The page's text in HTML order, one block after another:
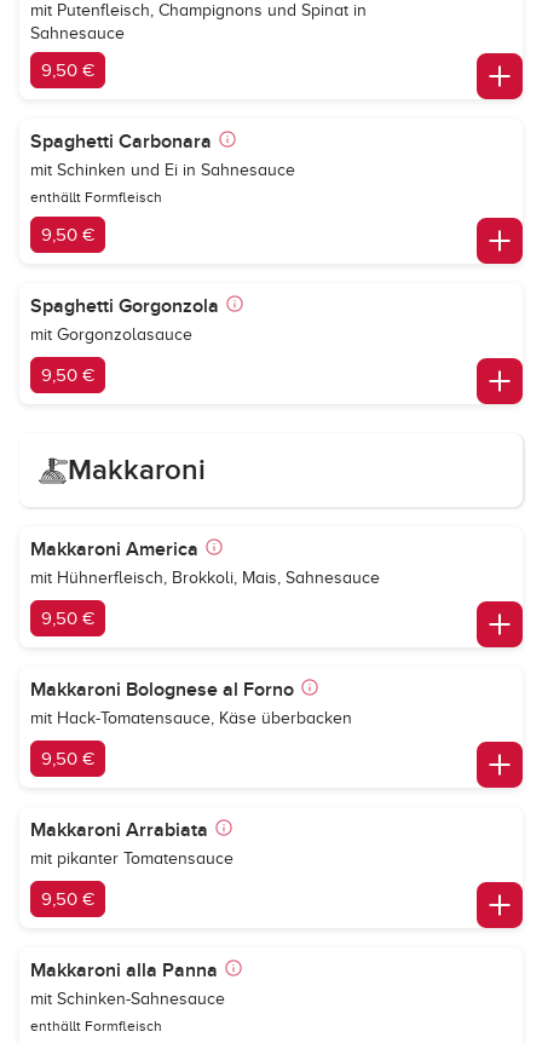
mit Putenfleisch, Champignons und Spinat in
Sahnesauce
9,50 €
Spaghetti Carbonara
mit Schinken und Ei in Sahnesauce
enthällt Formfleisch
9,50 €
Spaghetti Gorgonzola
mit Gorgonzolasauce
9,50 €
Makkaroni
Makkaroni America
mit Hühnerfleisch, Brokkoli, Mais, Sahnesauce
9,50 €
Makkaroni Bolognese al Forno
mit Hack-Tomatensauce, Käse überbacken
9,50 €
Makkaroni Arrabiata
mit pikanter Tomatensauce
9,50 €
Makkaroni alla Panna
mit Schinken-Sahnesauce
enthällt Formfleisch